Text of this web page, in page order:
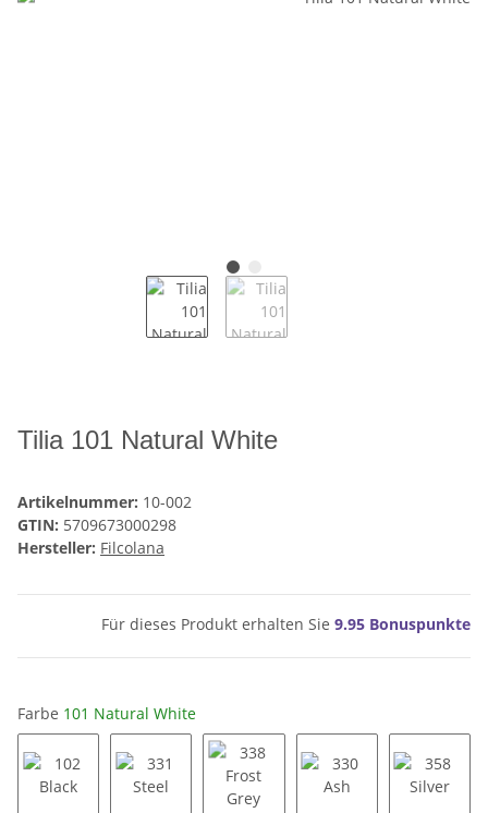
Tilia 101 Natural White
Artikelnummer: 10-002
GTIN: 5709673000298
Hersteller: Filcolana
Für dieses Produkt erhalten Sie 9.95 Bonuspunkte
Farbe 101 Natural White